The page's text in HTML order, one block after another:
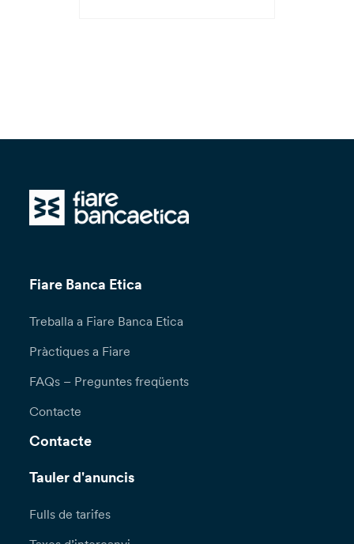
Fiare Banca Etica
Treballa a Fiare Banca Etica
Pràctiques a Fiare
FAQs – Preguntes freqüents
Contacte
Contacte
Tauler d'anuncis
Fulls de tarifes